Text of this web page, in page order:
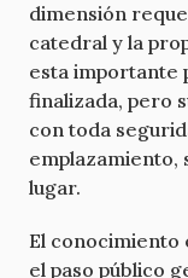
dimensión
catedral y la
esta importante
finalizada, pero
con toda
lugar.
El conocimiento
el paso público